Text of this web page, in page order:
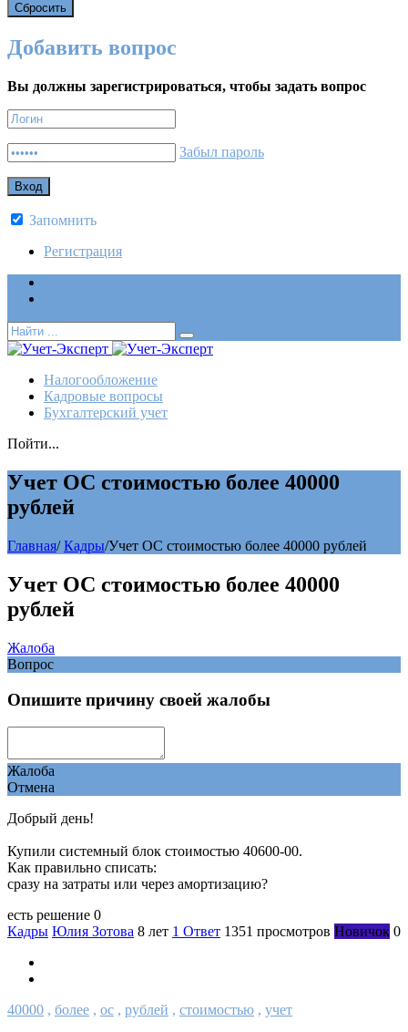
Добавить вопрос
Вы должны зарегистрироваться, чтобы задать вопрос
Забыл пароль
Запомнить
Регистрация
Налогообложение
Кадровые вопросы
Бухгалтерский учет
Пойти...
Учет ОС стоимостью более 40000
рублей
Главная/ Кадры/Учет ОС стоимостью более 40000 рублей
Учет ОС стоимостью более 40000
рублей
Жалоба
Вопрос
Опишите причину своей жалобы
Жалоба
Отмена
Добрый день!
Купили системный блок стоимостью 40600-00.
Как правильно списать:
сразу на затраты или через амортизацию?
есть решение 0
Кадры Юлия Зотова 8 лет 1 Ответ 1351 просмотров Новичок 0
40000 , более , ос , рублей , стоимостью , учет